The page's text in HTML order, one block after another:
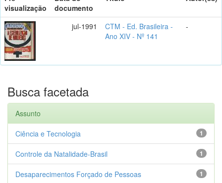
visualização
documento
jul-1991
CTM - Ed. Brasileira -
Ano XIV - Nº 141
-
Busca facetada
Assunto
1
Ciência e Tecnologia
1
Controle da Natalidade-Brasil
1
Desaparecimentos Forçado de Pessoas